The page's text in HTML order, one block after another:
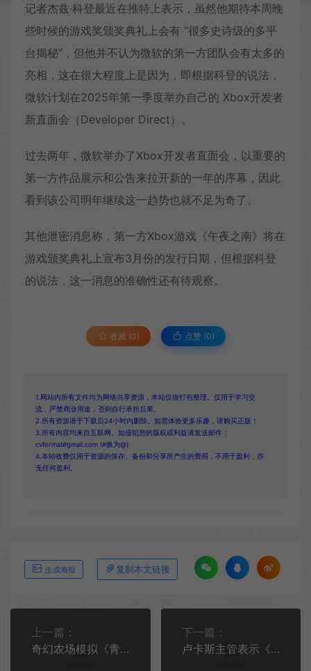
记者杰兹·科登最近在推特上表示，虽然他期待本周晚
些时候的游戏奖颁奖典礼上会有 “很多史诗级的多平
台揭秘”，但他并不认为微软的第一方团队会有太多的
亮相，这在很大程度上是因为，即根据科登的说法，
微软计划在2025年第一季度举办自己的 Xbox开发者
新直面会（Developer Direct）。
过去两年，微软举办了Xbox开发者直面会，以重要的
第一方作品展示和公告来拉开新的一年的序幕，因此
看到该公司明年继续这一趋势也就不足为奇了。
其他泄密消息称，第一方Xbox游戏《午夜之南》将在
游戏颁奖典礼上宣布3月份的发行日期，但根据科登
的说法，这一消息的准确性还有待观察。
收藏 (0) 点赞 (0)
1.网站内所有文件均为网络共享资源，本站仅做打包整理。仅用于学习交
流，严禁商业用途，否则自行承担后果。
2.所有资源请于下载后24小时内删除。如需体验更多乐趣，请购买正版！
3.所有内容均来自互联网。如侵犯您的版权或利益请发送邮件：
cvformat#gmail.com (#换为@)
4.本站收费仅用于资源的保存、备份和分享所产生的费用，不用于盈利，亦
无任何盈利。
生成海报 复制本文链接
上一篇：
奇幻农场模拟《青岚物语》2025年推出抢先体验版
下一篇：
卢卡斯主管表示《夺宝奇兵》将推出《巨人之令》DLC